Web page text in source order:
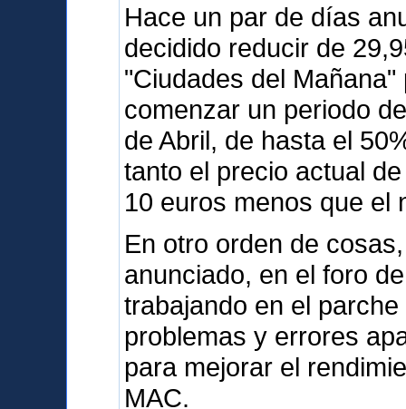
Hace un par de días
decidido reducir de
"Ciudades del
comenzar un periodo
de Abril, de hasta el
tanto el precio actual
10 euros menos que el
En otro orden de
anunciado, en el foro
trabajando en el
problemas y errores
para mejorar el
MAC.